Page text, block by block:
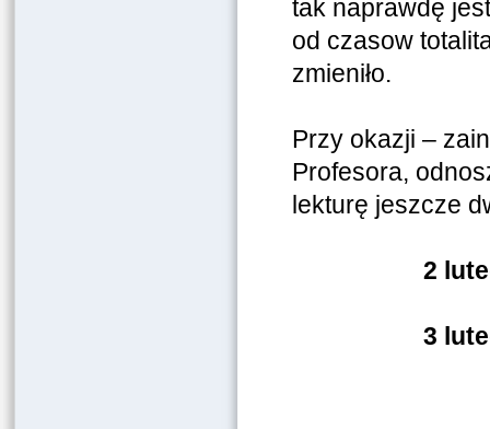
tak naprawdę
od czasow
zmieniło.
Przy okazji –
Profesora,
lekturę jeszcze
2
3